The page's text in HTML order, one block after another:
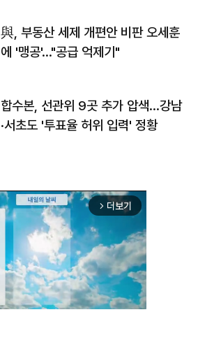
與, 부동산 세제 개편안 비판 오세훈
에 '맹공'…"공급 억제기"
합수본, 선관위 9곳 추가 압색…강남
·서초도 '투표율 허위 입력' 정황
arrow_forward_ios 더보기